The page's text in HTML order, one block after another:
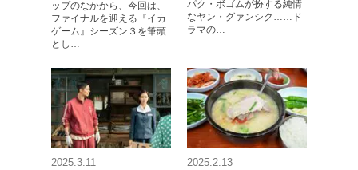
ップのなかから、今回は、
ファイナルを迎える『イカ
ゲーム』シーズン３を筆頭
とし…
パク・ボゴムが扮する純情
なヤン・グァンシク……ド
ラマの…
2025.3.11
2025.2.13